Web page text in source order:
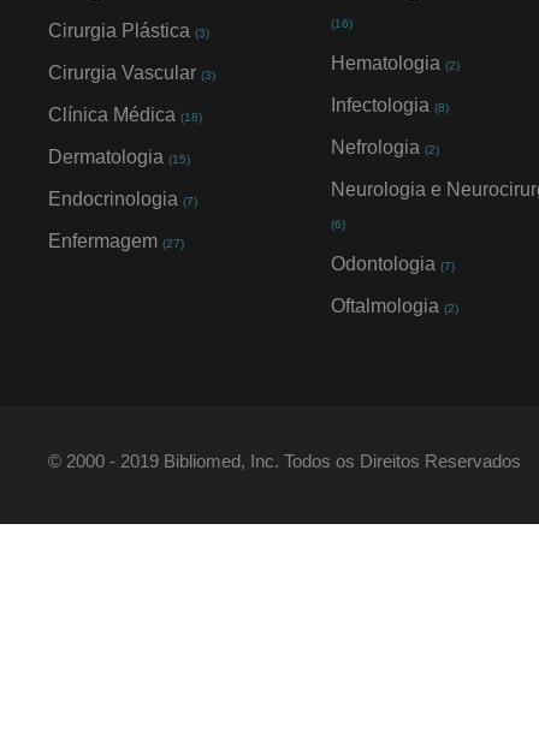
Cirurgia Plástica (3)
Cirurgia Vascular (3)
Clínica Médica (18)
Dermatologia (15)
Endocrinologia (7)
Enfermagem (27)
(16)
Hematologia (2)
Infectologia (8)
Nefrologia (2)
Neurologia e
(6)
Odontologia (7)
Oftalmologia (2)
© 2000 - 2019 Bibliomed, Inc. Todos os Direitos Reservados